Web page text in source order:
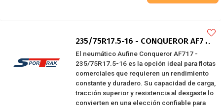
235/75R17.5-16 - CONQUEROR AF717
El neumático Aufine Conqueror AF717 -
235/75R17.5-16 es la opción ideal para flotas
comerciales que requieren un rendimiento
constante y duradero. Su capacidad de carga,
tracción superior y resistencia al desgaste lo
convierten en una elección confiable para